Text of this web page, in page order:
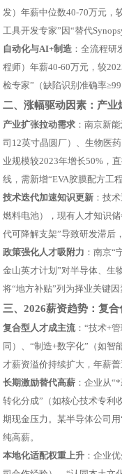
发）年薪中位数40-70万元，
工具开发专家”因“替代
自动化与AI+制造 ：全流程
程师）年薪40-60万元，较
检专家”（缺陷识别准确率
二、涨幅驱动因素：产
产业扩张拉动需求 ：南京新
司12英寸晶圆厂）、生物医
业规模较2023年增长50%，
线，需新增“EVA胶膜配方工
技术迭代加速知识更新 ：技
燃料电池），现有人才知识
代可降解支架”导致研发滞后
政策强化人才吸附力 ：南京“
金山英才计划”对半导体、生
将“地方补贴”列为择业关键因
三、2026薪资趋势：复
复合型人才成主流：“技术+
同）、“制造+数字化”（如智
才薪资溢价持续扩大，年薪普
长期激励替代高薪 ：企业从
转化分成”（如核心技术专利
期现金压力。某半导体公司
纯高薪。
本地化适配权重上升 ：企业